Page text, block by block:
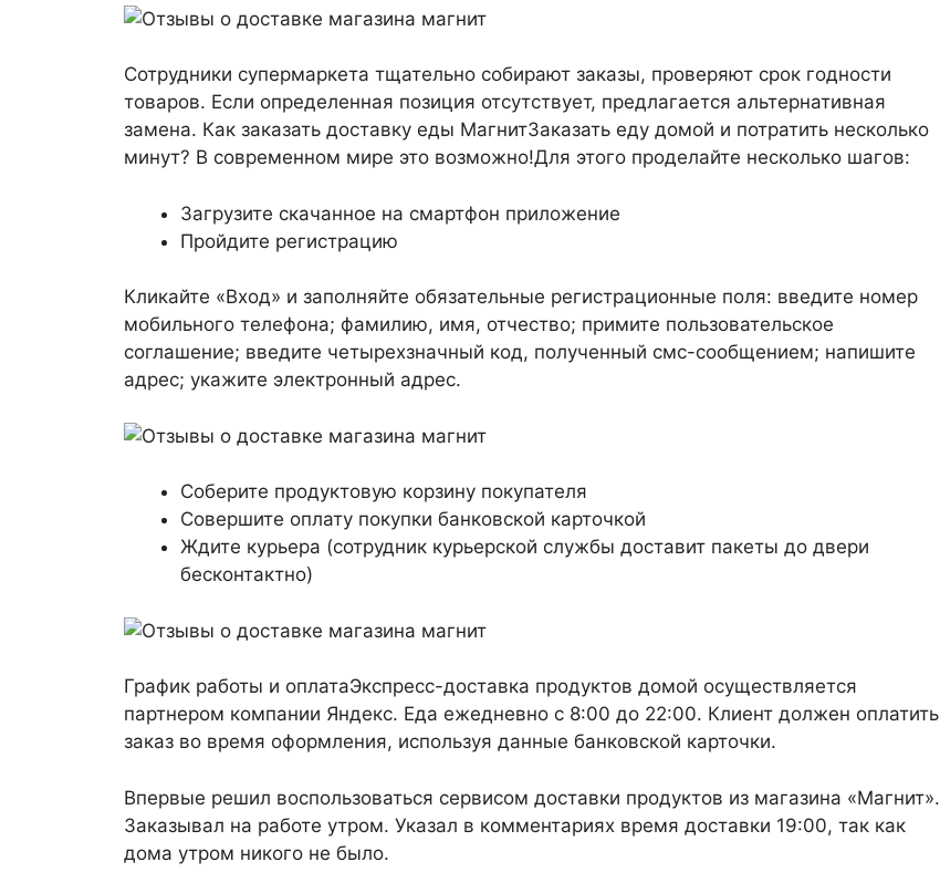
Сотрудники супермаркета тщательно собирают заказы, проверяют срок годности
товаров. Если определенная позиция отсутствует, предлагается альтернативная
замена. Как заказать доставку еды МагнитЗаказать еду домой и потратить несколько
минут? В современном мире это возможно!Для этого проделайте несколько шагов:
Загрузите скачанное на смартфон приложение
Пройдите регистрацию
Кликайте «Вход» и заполняйте обязательные регистрационные поля: введите номер
мобильного телефона; фамилию, имя, отчество; примите пользовательское
соглашение; введите четырехзначный код, полученный смс-сообщением; напишите
адрес; укажите электронный адрес.
Соберите продуктовую корзину покупателя
Совершите оплату покупки банковской карточкой
Ждите курьера (сотрудник курьерской службы доставит пакеты до двери
бесконтактно)
График работы и оплатаЭкспресс-доставка продуктов домой осуществляется
партнером компании Яндекс. Еда ежедневно с 8:00 до 22:00. Клиент должен оплатить
заказ во время оформления, используя данные банковской карточки.
Впервые решил воспользоваться сервисом доставки продуктов из магазина «Магнит».
Заказывал на работе утром. Указал в комментариях время доставки 19:00, так как
дома утром никого не было.